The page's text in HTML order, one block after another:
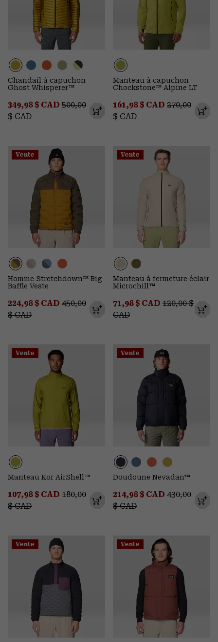
Chandail à capuchon
Ghost Whisperer™
Sale price:
349,98 $ CAD Regular price:
500,00
$ CAD
Manteau à capuchon
Chockstone™ Alpine LT
Sale price:
161,98 $ CAD Regular
270,00
$ CAD
Vente
Homme Stretchdown™ Big
Baffle Veste
Sale price:
224,98 $ CAD Regular price:
450,00
$ CAD
Vente
Manteau à fermeture éclair
Microchill™
Sale price:
71,98 $ CAD Regular price:
120,00 $
CAD
Vente
Manteau Kor AirShell™
Sale price:
107,98 $ CAD Regular price:
180,00
$ CAD
Vente
Doudoune Nevadan™
Sale price:
214,98 $ CAD Regular
430,00
$ CAD
Vente Vente